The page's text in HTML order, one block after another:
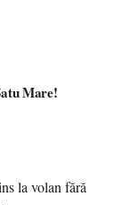
Mare!